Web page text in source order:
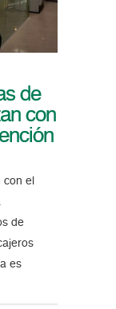
de
con
el
de
es